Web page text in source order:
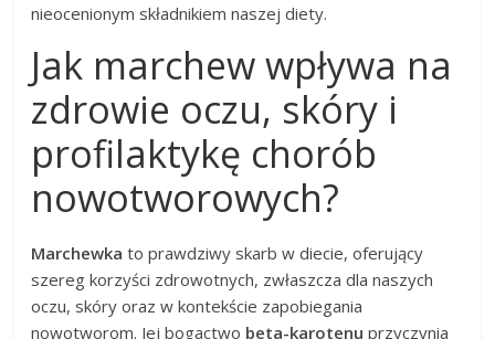
nieocenionym składnikiem naszej diety.
Jak marchew wpływa na
zdrowie oczu, skóry i
profilaktykę chorób
nowotworowych?
Marchewka to prawdziwy skarb w diecie, oferujący
szereg korzyści zdrowotnych, zwłaszcza dla naszych
oczu, skóry oraz w kontekście zapobiegania
nowotworom. Jej bogactwo beta-karotenu przyczynia